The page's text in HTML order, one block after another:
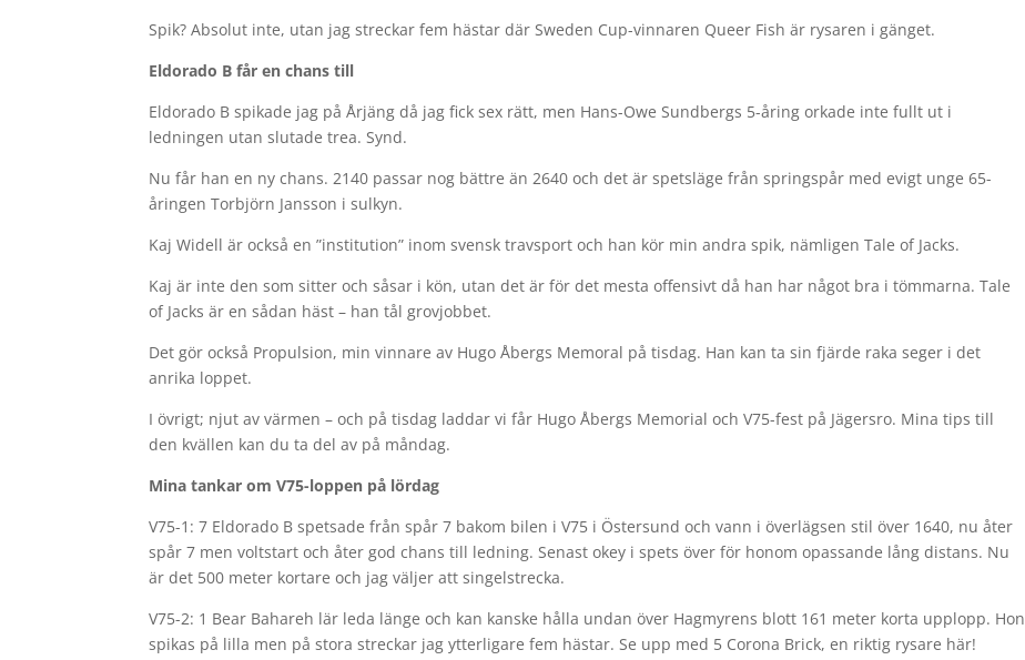
Spik? Absolut inte, utan jag streckar fem hästar där Sweden Cup-vinnaren Queer Fish är rysaren i gänget.
Eldorado B får en chans till
Eldorado B spikade jag på Årjäng då jag fick sex rätt, men Hans-Owe Sundbergs 5-åring orkade inte fullt ut i
ledningen utan slutade trea. Synd.
Nu får han en ny chans. 2140 passar nog bättre än 2640 och det är spetsläge från springspår med evigt unge 65-
åringen Torbjörn Jansson i sulkyn.
Kaj Widell är också en ”institution” inom svensk travsport och han kör min andra spik, nämligen Tale of Jacks.
Kaj är inte den som sitter och såsar i kön, utan det är för det mesta offensivt då han har något bra i tömmarna. Tale
of Jacks är en sådan häst – han tål grovjobbet.
Det gör också Propulsion, min vinnare av Hugo Åbergs Memoral på tisdag. Han kan ta sin fjärde raka seger i det
anrika loppet.
I övrigt; njut av värmen – och på tisdag laddar vi får Hugo Åbergs Memorial och V75-fest på Jägersro. Mina tips till
den kvällen kan du ta del av på måndag.
Mina tankar om V75-loppen på lördag
V75-1: 7 Eldorado B spetsade från spår 7 bakom bilen i V75 i Östersund och vann i överlägsen stil över 1640, nu åter
spår 7 men voltstart och åter god chans till ledning. Senast okey i spets över för honom opassande lång distans. Nu
är det 500 meter kortare och jag väljer att singelstrecka.
V75-2: 1 Bear Bahareh lär leda länge och kan kanske hålla undan över Hagmyrens blott 161 meter korta upplopp. Hon
spikas på lilla men på stora streckar jag ytterligare fem hästar. Se upp med 5 Corona Brick, en riktig rysare här!